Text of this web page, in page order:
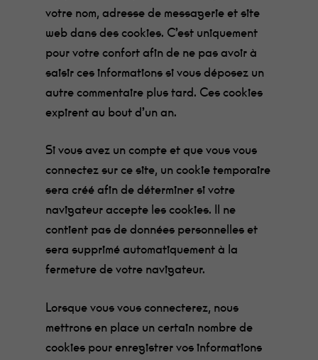
votre nom, adresse de messagerie et site
web dans des cookies. C’est uniquement
pour votre confort afin de ne pas avoir à
saisir ces informations si vous déposez un
autre commentaire plus tard. Ces cookies
expirent au bout d’un an.
Si vous avez un compte et que vous vous
connectez sur ce site, un cookie temporaire
sera créé afin de déterminer si votre
navigateur accepte les cookies. Il ne
contient pas de données personnelles et
sera supprimé automatiquement à la
fermeture de votre navigateur.
Lorsque vous vous connecterez, nous
mettrons en place un certain nombre de
cookies pour enregistrer vos informations